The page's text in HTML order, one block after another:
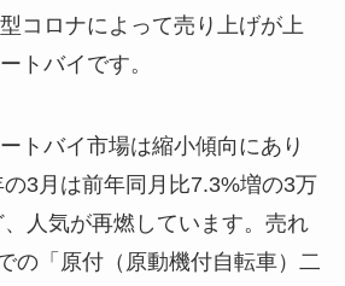
コロナによって売り上げが上
トバイです。
トバイ市場は縮小傾向にあり
3月は前年同月比7.3%増の3万
人気が再燃しています。売れ
の「原付（原動機付自転車）二